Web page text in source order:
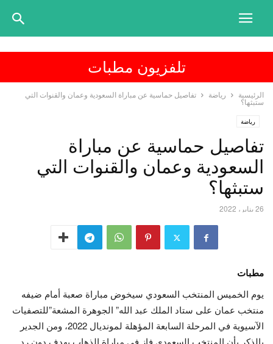
تلفزيون مطبات
الرئيسية رياضة
تفاصيل حماسية عن مباراة السعودية وعمان والقنوات التي
ستبثها؟
رياضة
تفاصيل حماسية عن مباراة
السعودية وعمان والقنوات التي
ستبثها؟
26 يناير، 2022
مطبات
يوم الخميس المنتخب السعودي سيخوض مباراة صعبة أمام ضيفه
منتخب عمان على ستاد الملك عبد الله” الجوهرة المشعة”للتصفيات
الآسيوية في المرحلة السابعة المؤهلة لمونديال 2022، ومن الجدير
بالذكر بأن المنتخب السعودي فاز في مباراة الذهاب بهدف دون رد